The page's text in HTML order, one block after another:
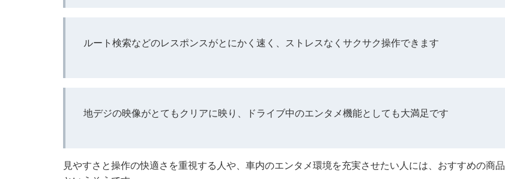
ルート検索などのレスポンスがとにかく速く、ストレスなくサクサク操作できます
地デジの映像がとてもクリアに映り、ドライブ中のエンタメ機能としても大満足です
見やすさと操作の快適さを重視する人や、車内のエンタメ環境を充実させたい人には、おすすめの商品